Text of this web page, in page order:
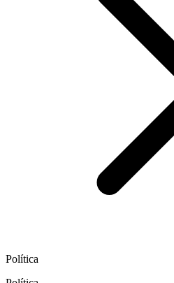
Política